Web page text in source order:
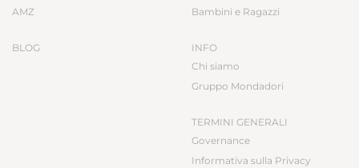
AMZ
BLOG
Bambini e Ragazzi
INFO
Chi siamo
Gruppo Mondadori
TERMINI GENERALI
Governance
Informativa sulla Privacy